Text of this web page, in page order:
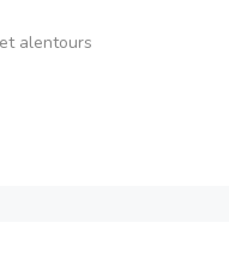
alentours